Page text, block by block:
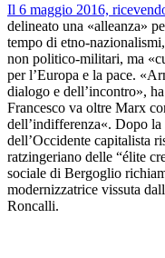
Il 6 maggio 2016,
delineato una «alleanza»
tempo di etno-
non politico-militari, ma
per l’Europa e la pace.
dialogo e dell’incontro»,
Francesco va oltre Marx
dell’indifferenza«. Dopo
dell’Occidente capitalista
ratzingeriano delle “élite
sociale di Bergoglio
modernizzatrice vissuta
Roncalli.